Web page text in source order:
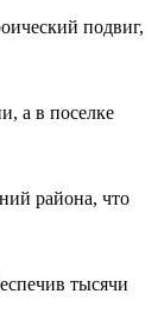
подвиг,
, а в поселке
района, что
тысячи